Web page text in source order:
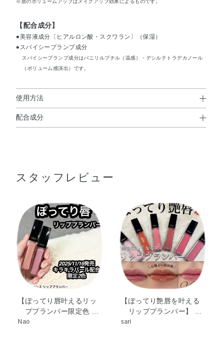
【配合成分】
●美容液成分〔ヒアルロン酸・スクワラン〕（保湿）
●スパイシープランプ成分
スパイシープランプ成分はバニリルブチル（温感）・デシルテトラデカノール
（ボリューム感演出）です。
使用方法
使用方法
い。
配合成分
ルシリル化シリカ・パルミチン酸デキストリン・トリイソ
リマー・（パルミチン酸／エチルヘキサン酸）デキストリ
ン・シリカ・ジメチコン・スクワラン・トリイソステアリ
ン酸イソプロピルチタン・ハイドロゲンジメチコン・バニ
リルブチル・メチコン・メントキシプロパンジオール・水
酸化Al・炭酸Ca・香料・酸化チタン・酸化鉄・黄4・赤
201・赤202
スタッフレビュー
【ぽってり唇叶えるリッ
ププランパー限定色 …
Nao
【ぽってり艶唇を叶える
リッププランパー】 …
sari